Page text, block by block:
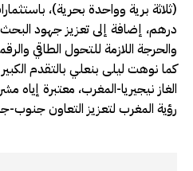
درهم، إضافة إلى تعزيز جهود البحث
والحرجة اللازمة للتحول الطاقي
كما نوهت ليلى بنعلي بالتقدم
الغاز نيجيريا-المغرب، معتبرة إياه
رؤية المغرب لتعزيز التعاون